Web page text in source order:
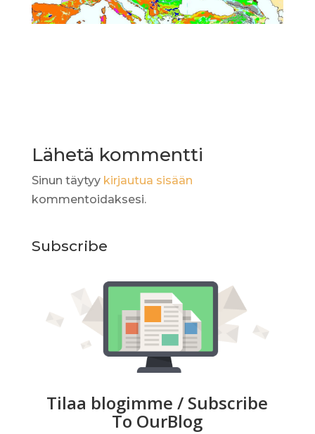
Lähetä kommentti
Sinun täytyy kirjautua sisään
kommentoidaksesi.
Subscribe
Tilaa blogimme / Subscribe
To OurBlog